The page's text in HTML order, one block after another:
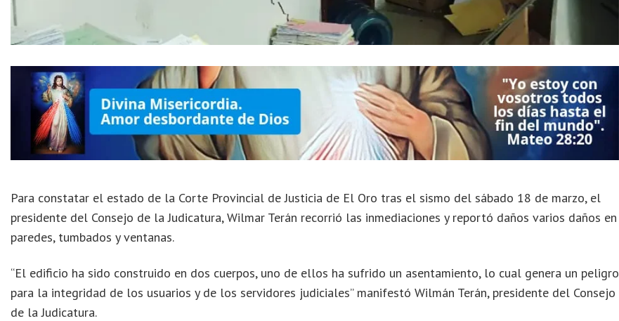
Para constatar el estado de la Corte Provincial de Justicia de El Oro tras el sismo del sábado 18 de marzo, el
presidente del Consejo de la Judicatura, Wilmar Terán recorrió las inmediaciones y reportó daños varios daños en
paredes, tumbados y ventanas.
“El edificio ha sido construido en dos cuerpos, uno de ellos ha sufrido un asentamiento, lo cual genera un peligro
para la integridad de los usuarios y de los servidores judiciales” manifestó Wilmán Terán, presidente del Consejo
de la Judicatura.